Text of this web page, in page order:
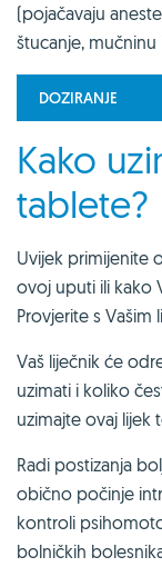
(pojačavaju
štucanje, mučninu
DOZIRANJE
Kako
tablete?
Uvijek primijenite
ovoj uputi ili kako
Provjerite s
Vaš liječnik će
uzimati i koliko
uzimajte ovaj lijek
Radi postizanja
obično počinje
kontroli
bolničkih